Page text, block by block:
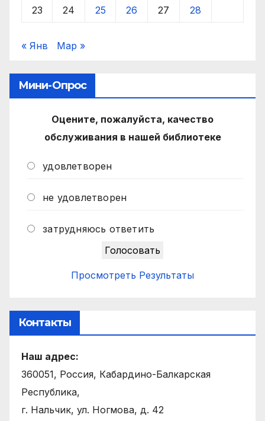
23 24 25 26 27 28
« Янв Мар »
Мини-Опрос
Оцените, пожалуйста, качество
обслуживания в нашей библиотеке
удовлетворен
не удовлетворен
затрудняюсь ответить
Просмотреть Результаты
Контакты
Наш адрес:
360051, Россия, Кабардино-Балкарская
Республика,
г. Нальчик, ул. Ногмова, д. 42